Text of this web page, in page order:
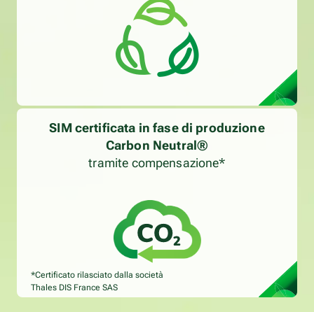
SIM certificata in fase di produzione
Carbon Neutral®
tramite compensazione*
*Certificato rilasciato dalla società
Thales DIS France SAS